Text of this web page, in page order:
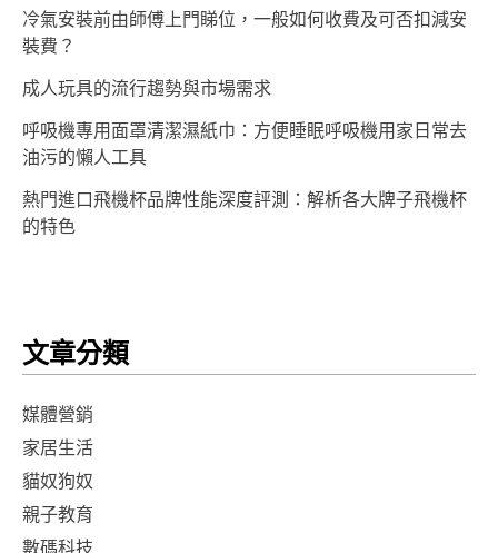
冷氣安裝前由師傅上門睇位，一般如何收費及可否扣減安
裝費？
成人玩具的流行趨勢與市場需求
呼吸機專用面罩清潔濕紙巾：方便睡眠呼吸機用家日常去
油污的懶人工具
熱門進口飛機杯品牌性能深度評測：解析各大牌子飛機杯
的特色
文章分類
媒體營銷
家居生活
貓奴狗奴
親子教育
數碼科技